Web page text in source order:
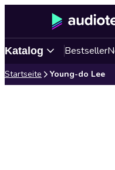
Katalog Bestseller
Startseite Young-do Lee